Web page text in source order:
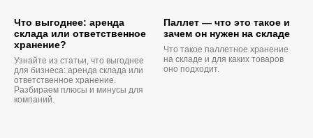
Что выгоднее: аренда
склада или ответственное
хранение?
Узнайте из статьи, что выгоднее
для бизнеса: аренда склада или
ответственное хранение.
Разбираем плюсы и минусы для
компаний.
Паллет — что это такое и
зачем он нужен на складе
Что такое паллетное хранение
на складе и для каких товаров
оно подходит.